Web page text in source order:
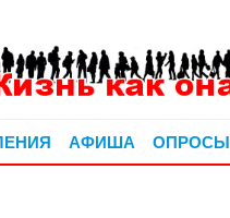
АФИША ОПРОСЫ